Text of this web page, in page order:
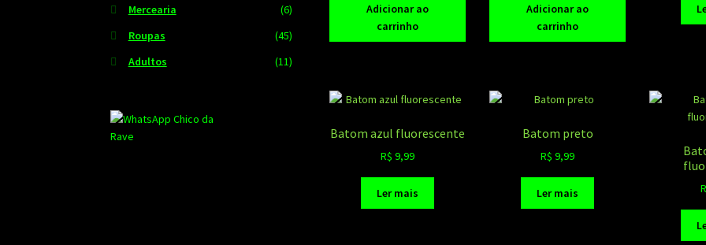
Adicionar ao
carrinho
Adicionar ao
carrinho
Batom azul fluorescente
R$ 9,99
Ler mais
Batom preto
R$ 9,99
Ler mais
Mercearia
(6)
Roupas
(45)
Adultos
(11)